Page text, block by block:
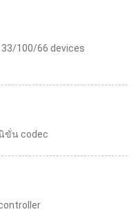
100/66 devices
ขั่น codec